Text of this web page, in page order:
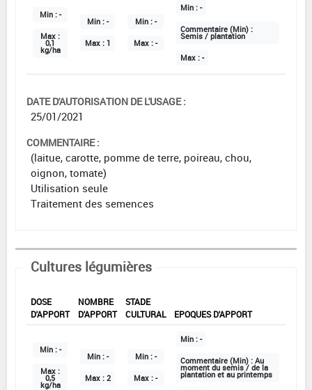
Min : -
Max :
0,1
kg/ha
Min : -
Max : 1
Min : -
Max : -
Min : -
Commentaire (Min) :
Semis / plantation
Max : -
DATE D'AUTORISATION DE L'USAGE :
25/01/2021
COMMENTAIRE :
(laitue, carotte, pomme de terre, poireau, chou,
oignon, tomate)
Utilisation seule
Traitement des semences
Cultures légumières
DOSE
D'APPORT
NOMBRE
D'APPORT
STADE
CULTURAL
EPOQUES D'APPORT
Min : -
Max :
0,5
kg/ha
Min : -
Max : 2
Min : -
Max : -
Min : -
Commentaire (Min) : Au
moment du semis / de la
plantation et au printemps